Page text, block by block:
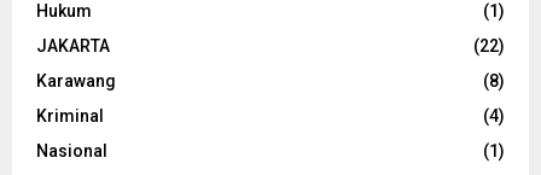
Hukum
(1)
JAKARTA
(22)
Karawang
(8)
Kriminal
(4)
Nasional
(1)